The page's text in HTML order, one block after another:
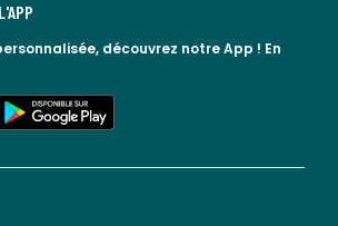
découvrez notre App ! En
google play